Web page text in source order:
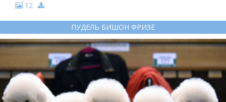
12
ПУДЕЛЬ БИШОН ФРИЗЕ